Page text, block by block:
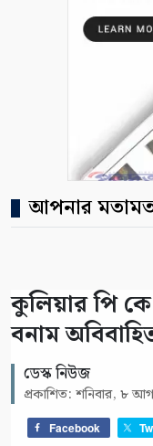
আপনার
কুলিয়ার পি কে
বনাম
ডেস্ক নিউজ
প্রকাশিত: শনিবার, ৮
Facebook